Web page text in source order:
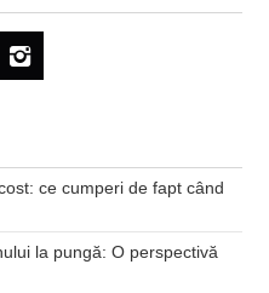
ce cumperi de fapt când
la pungă: O perspectivă